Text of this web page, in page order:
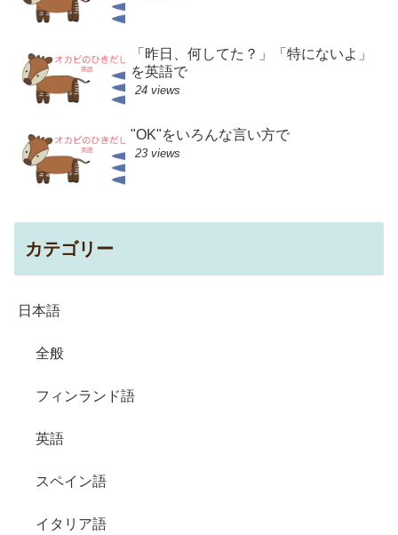
「昨日、何してた？」「特にないよ」
を英語で
24 views
"OK"をいろんな言い方で
23 views
カテゴリー
日本語
全般
フィンランド語
英語
スペイン語
イタリア語